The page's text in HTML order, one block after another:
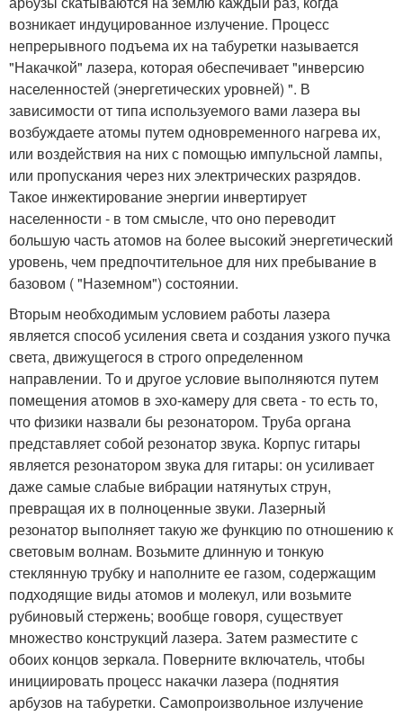
возникает индуцированное излучение. Процесс
непрерывного подъема их на табуретки называется
"Накачкой" лазера, которая обеспечивает "инверсию
населенностей (энергетических уровней) ". В
зависимости от типа используемого вами лазера вы
возбуждаете атомы путем одновременного нагрева их,
или воздействия на них с помощью импульсной лампы,
или пропускания через них электрических разрядов.
Такое инжектирование энергии инвертирует
населенности - в том смысле, что оно переводит
большую часть атомов на более высокий энергетический
уровень, чем предпочтительное для них пребывание в
базовом ( "Наземном") состоянии.
Вторым необходимым условием работы лазера
является способ усиления света и создания узкого пучка
света, движущегося в строго определенном
направлении. То и другое условие выполняются путем
помещения атомов в эхо-камеру для света - то есть то,
что физики назвали бы резонатором. Труба органа
представляет собой резонатор звука. Корпус гитары
является резонатором звука для гитары: он усиливает
даже самые слабые вибрации натянутых струн,
превращая их в полноценные звуки. Лазерный
резонатор выполняет такую же функцию по отношению к
световым волнам. Возьмите длинную и тонкую
стеклянную трубку и наполните ее газом, содержащим
подходящие виды атомов и молекул, или возьмите
рубиновый стержень; вообще говоря, существует
множество конструкций лазера. Затем разместите с
обоих концов зеркала. Поверните включатель, чтобы
инициировать процесс накачки лазера (поднятия
арбузов на табуретки. Самопроизвольное излучение